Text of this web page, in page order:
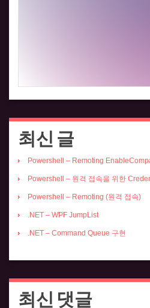
최신 글
Powershell – Remoting
Powershell – 원격 접속을 위한
Powershell – Remoting (원격 접속)
.NET – WPF JumpList
.NET – Command Queue 구현
최신 댓글